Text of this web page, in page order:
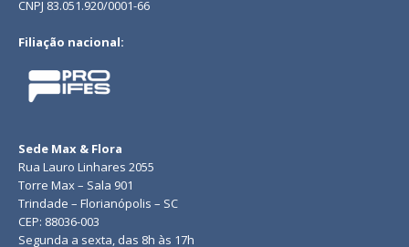
CNPJ 83.051.920/0001-66
Filiação nacional:
Sede Max & Flora
Rua Lauro Linhares 2055
Torre Max – Sala 901
Trindade – Florianópolis – SC
CEP: 88036-003
Segunda a sexta, das 8h às 17h